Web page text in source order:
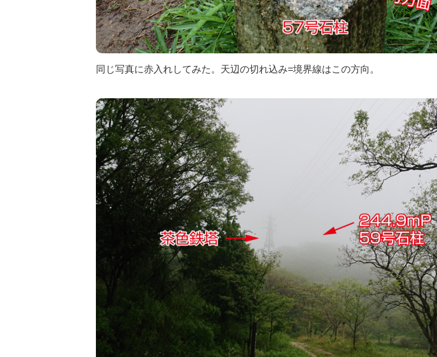
同じ写真に赤入れしてみた。天辺の切れ込み=境界線はこの方向。